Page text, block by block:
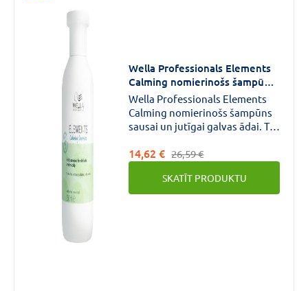
Wella Professionals Elements
Calming nomierinošs šampūns
250 ml
Wella Professionals Elements
Calming nomierinošs šampūns
sausai un jutīgai galvas ādai. Tas
komfortu ar dārzeņu glicerīna
sastāvdaļu.
14,62 € 26,59 €
SKATĪT PRODUKTU